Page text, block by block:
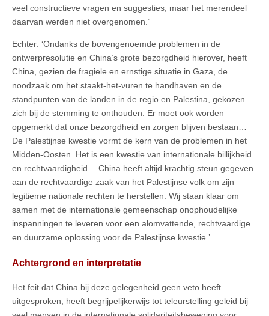
veel constructieve vragen en suggesties, maar het merendeel
daarvan werden niet overgenomen.’
Echter: ‘Ondanks de bovengenoemde problemen in de
ontwerpresolutie en China’s grote bezorgdheid hierover, heeft
China, gezien de fragiele en ernstige situatie in Gaza, de
noodzaak om het staakt-het-vuren te handhaven en de
standpunten van de landen in de regio en Palestina, gekozen
zich bij de stemming te onthouden. Er moet ook worden
opgemerkt dat onze bezorgdheid en zorgen blijven bestaan…
De Palestijnse kwestie vormt de kern van de problemen in het
Midden-Oosten. Het is een kwestie van internationale billijkheid
en rechtvaardigheid… China heeft altijd krachtig steun gegeven
aan de rechtvaardige zaak van het Palestijnse volk om zijn
legitieme nationale rechten te herstellen. Wij staan klaar om
samen met de internationale gemeenschap onophoudelijke
inspanningen te leveren voor een alomvattende, rechtvaardige
en duurzame oplossing voor de Palestijnse kwestie.’
Achtergrond en interpretatie
Het feit dat China bij deze gelegenheid geen veto heeft
uitgesproken, heeft begrijpelijkerwijs tot teleurstelling geleid bij